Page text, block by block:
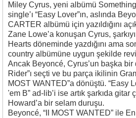
Miley Cyrus, yeni albümü
single’ı “Easy Lover”ın, aslında
CARTER albümü için yazıldığını
Zane Lowe’a konuşan Cyrus,
Hearts döneminde yazdığını ama
country albümüne uygun şekilde
Ancak Beyoncé, Cyrus’un başka bir
Rider”ı seçti ve bu parça ikilinin
MOST WANTED”a dönüştü. “Easy
'em B” ad-lib’i ise artık şarkıda gitar
Howard’a bir selam duruşu.
Beyoncé, “II MOST WANTED” ile